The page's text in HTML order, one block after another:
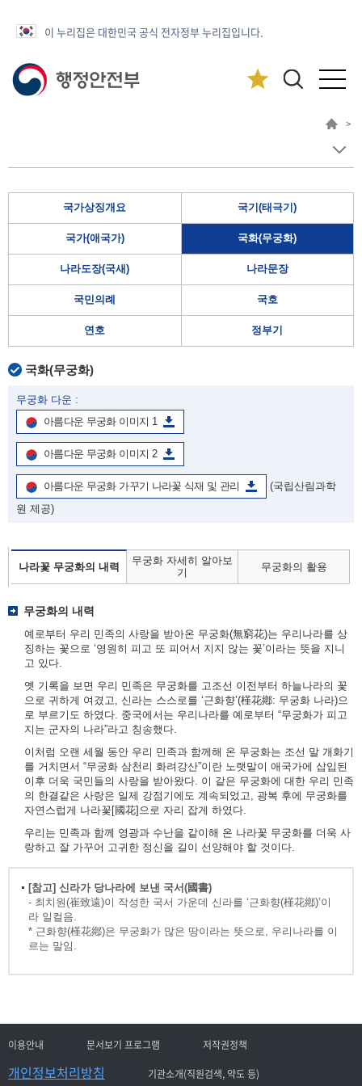
이 누리집은 대한민국 공식 전자정부 누리집입니다.
>
국가상징개요 국기(태극기)
국가(애국가) 국화(무궁화)
나라도장(국새) 나라문장
국민의례 국호
연호 정부기
국화(무궁화)
무궁화 다운 :
아름다운 무궁화 이미지 1
아름다운 무궁화 이미지 2
아름다운 무궁화 가꾸기 나라꽃 식재 및 관리
(국립산림과학
원 제공)
나라꽃 무궁화의 내력
무궁화 자세히 알아보
기
무궁화의 활용
무궁화의 내력
예로부터 우리 민족의 사랑을 받아온 무궁화(無窮花)는 우리나라를 상
징하는 꽃으로 ‘영원히 피고 또 피어서 지지 않는 꽃’이라는 뜻을 지니
고 있다.
옛 기록을 보면 우리 민족은 무궁화를 고조선 이전부터 하늘나라의 꽃
으로 귀하게 여겼고, 신라는 스스로를 ‘근화향’(槿花鄕: 무궁화 나라)으
로 부르기도 하였다. 중국에서는 우리나라를 예로부터 “무궁화가 피고
지는 군자의 나라”라고 칭송했다.
이처럼 오랜 세월 동안 우리 민족과 함께해 온 무궁화는 조선 말 개화기
를 거치면서 “무궁화 삼천리 화려강산”이란 노랫말이 애국가에 삽입된
이후 더욱 국민들의 사랑을 받아왔다. 이 같은 무궁화에 대한 우리 민족
의 한결같은 사랑은 일제 강점기에도 계속되었고, 광복 후에 무궁화를
자연스럽게 나라꽃[國花]으로 자리 잡게 하였다.
우리는 민족과 함께 영광과 수난을 같이해 온 나라꽃 무궁화를 더욱 사
랑하고 잘 가꾸어 고귀한 정신을 길이 선양해야 할 것이다.
[참고] 신라가 당나라에 보낸 국서(國書)
- 최치원(崔致遠)이 작성한 국서 가운데 신라를 ‘근화향(槿花鄕)’이
라 일컬음.
* 근화향(槿花鄕)은 무궁화가 많은 땅이라는 뜻으로, 우리나라를 이
르는 말임.
이용안내 문서보기 프로그램 저작권정책
개인정보처리방침 기관소개(직원검색, 약도 등)